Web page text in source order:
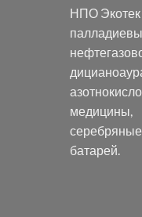
НПО Экотек
медицины,
батарей.